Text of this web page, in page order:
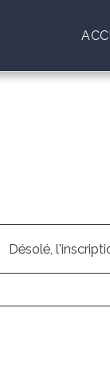
Désolé,